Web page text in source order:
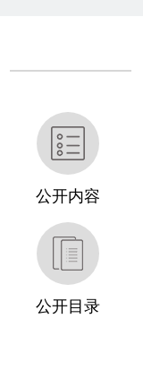
公开内容
公开目录